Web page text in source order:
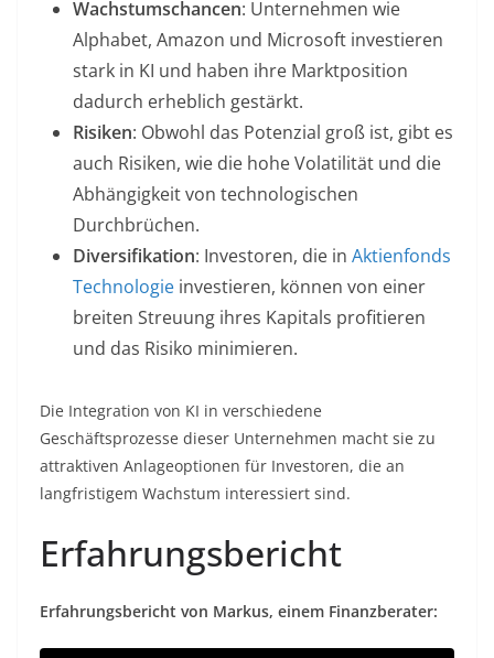
Wachstumschancen: Unternehmen wie
Alphabet, Amazon und Microsoft investieren
stark in KI und haben ihre Marktposition
dadurch erheblich gestärkt.
Risiken: Obwohl das Potenzial groß ist, gibt es
auch Risiken, wie die hohe Volatilität und die
Abhängigkeit von technologischen
Durchbrüchen.
Diversifikation: Investoren, die in Aktienfonds
Technologie investieren, können von einer
breiten Streuung ihres Kapitals profitieren
und das Risiko minimieren.
Die Integration von KI in verschiedene
Geschäftsprozesse dieser Unternehmen macht sie zu
attraktiven Anlageoptionen für Investoren, die an
langfristigem Wachstum interessiert sind.
Erfahrungsbericht
Erfahrungsbericht von Markus, einem Finanzberater: